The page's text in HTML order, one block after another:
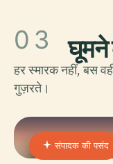
03 घूमने
हर स्मारक नहीं, बस
गुज़रते।
संपादक की पसंद